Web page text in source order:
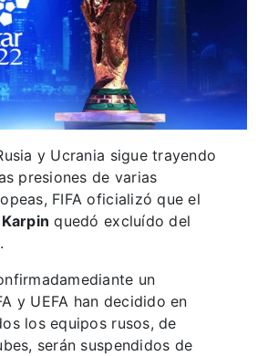
y Ucrania sigue trayendo
presiones de varias
FIFA oficializó que el
quedó excluído del
un
y UEFA han decidido en
los equipos rusos, de
serán suspendidos de